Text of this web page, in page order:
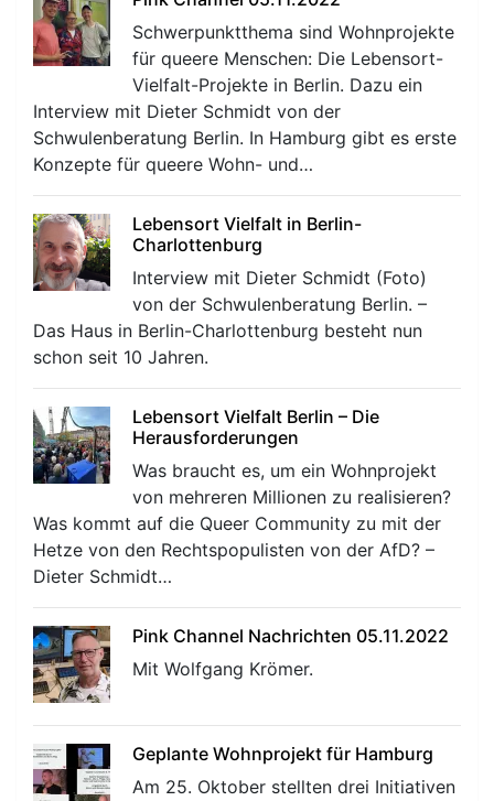
Schwerpunktthema sind Wohnprojekte
für queere Menschen: Die Lebensort-
Vielfalt-Projekte in Berlin. Dazu ein
Interview mit Dieter Schmidt von der
Schwulenberatung Berlin. In Hamburg gibt es erste
Konzepte für queere Wohn- und…
Lebensort Vielfalt in Berlin-
Charlottenburg
Interview mit Dieter Schmidt (Foto)
von der Schwulenberatung Berlin. –
Das Haus in Berlin-Charlottenburg besteht nun
schon seit 10 Jahren.
Lebensort Vielfalt Berlin – Die
Herausforderungen
Was braucht es, um ein Wohnprojekt
von mehreren Millionen zu realisieren?
Was kommt auf die Queer Community zu mit der
Hetze von den Rechtspopulisten von der AfD? –
Dieter Schmidt…
Pink Channel Nachrichten 05.11.2022
Mit Wolfgang Krömer.
Geplante Wohnprojekt für Hamburg
Am 25. Oktober stellten drei Initiativen